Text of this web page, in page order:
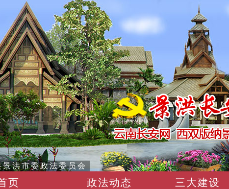
洪市委政法委员会
页 政法动态 三大建设